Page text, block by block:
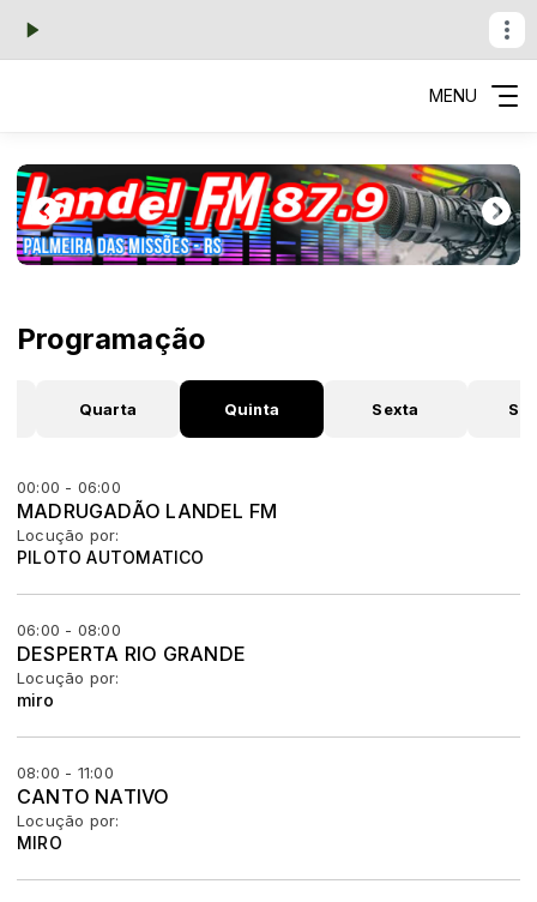
MENU
Programação
Quarta Quinta Sexta
00:00 - 06:00
MADRUGADÃO LANDEL FM
Locução por:
PILOTO AUTOMATICO
06:00 - 08:00
DESPERTA RIO GRANDE
Locução por:
miro
08:00 - 11:00
CANTO NATIVO
Locução por:
MIRO